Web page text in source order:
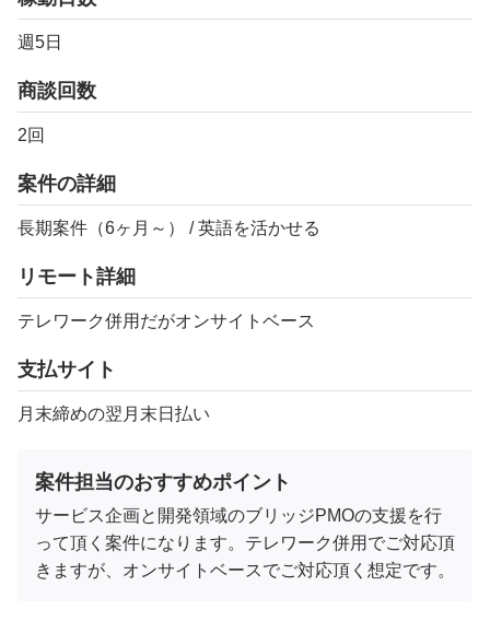
週5日
商談回数
2回
案件の詳細
長期案件（6ヶ月～） / 英語を活かせる
リモート詳細
テレワーク併用だがオンサイトベース
支払サイト
月末締めの翌月末日払い
案件担当のおすすめポイント
サービス企画と開発領域のブリッジPMOの支援を行
って頂く案件になります。テレワーク併用でご対応頂
きますが、オンサイトベースでご対応頂く想定です。